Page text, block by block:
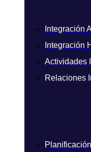
Integración
Integración
Actividades
Relaciones